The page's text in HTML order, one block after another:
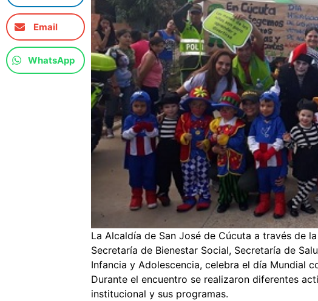
Email
WhatsApp
La Alcaldía de San José de Cúcuta a través de
Secretaría de Bienestar Social, Secretaría de
Infancia y Adolescencia, celebra el día Mundial
Durante el encuentro se realizaron diferentes
institucional y sus programas.